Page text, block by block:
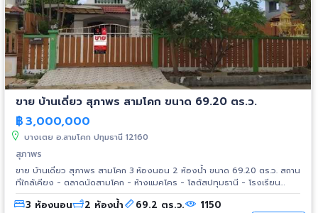
ขาย บ้านเดี่ยว สุภาพร สามโคก ขนาด 69.20 ตร.ว.
฿3,000,000
บางเตย อ.สามโคก ปทุมธานี 12160
สุภาพร
ขาย บ้านเดี่ยว สุภาพร สามโคก 3 ห้องนอน 2 ห้องน้ำ ขนาด 69.20 ตร.ว. สถาน
ที่ใกล้เคียง - ตลาดนัดสามโคก - ห้างแมคโคร - โลตัสปทุมธานี - โรงเรียน
อนุบาลวิภารัตน์ - ทางด่วนด่านบางพูน
3 ห้องนอน 2 ห้องน้ำ 69.2 ตร.ว. 1150